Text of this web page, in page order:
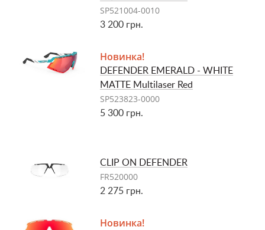
SP521004-0010
3 200 грн.
Новинка!
DEFENDER EMERALD - WHITE
MATTE Multilaser Red
SP523823-0000
5 300 грн.
CLIP ON DEFENDER
FR520000
2 275 грн.
Новинка!